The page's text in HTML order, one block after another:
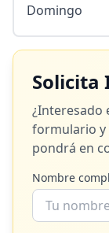
Domingo
Solicita
¿Interesado
formulario y
pondrá en
Nombre